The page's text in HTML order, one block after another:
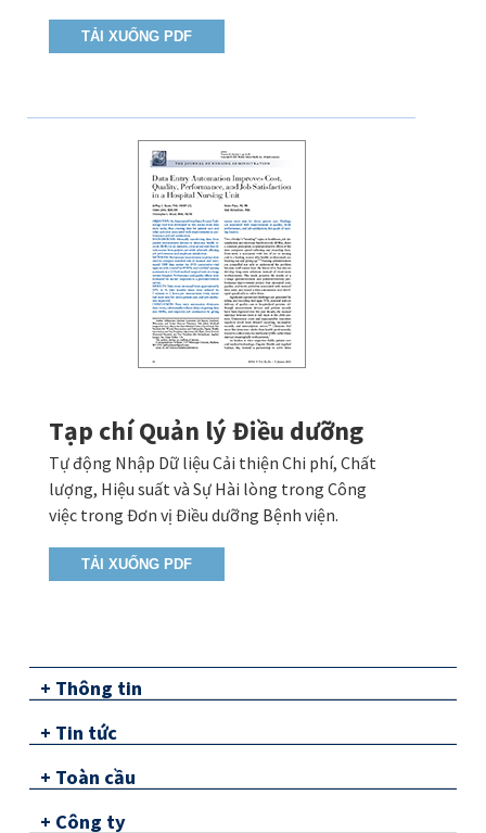
TẢI XUỐNG PDF
Tạp chí Quản lý Điều dưỡng
Tự động Nhập Dữ liệu Cải thiện Chi phí, Chất
lượng, Hiệu suất và Sự Hài lòng trong Công
việc trong Đơn vị Điều dưỡng Bệnh viện.
TẢI XUỐNG PDF
+ Thông tin
+ Tin tức
+ Toàn cầu
+ Công ty